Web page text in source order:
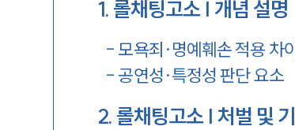
1.롤채팅고소 | 개념 설명
- 모욕죄·명예훼손 적용 차
-공연성·특정성 판단 요소
2.롤채팅고소 | 처벌 및